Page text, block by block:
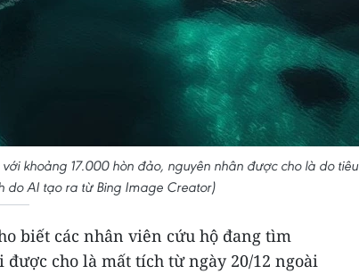
khoảng 17.000 hòn đảo, nguyên nhân được cho là do tiêu
do AI tạo ra từ Bing Image Creator)
biết các nhân viên cứu hộ đang tìm
cho là mất tích từ ngày 20/12 ngoài